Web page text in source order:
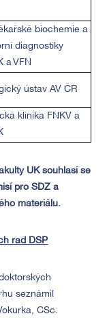
biochemie a
diagnostiky
a VFN
ústav AV ČR
klinika FNKV a
UK souhlasí se
pro SDZ a
materiálu.
rad DSP
seznámil
CSc.